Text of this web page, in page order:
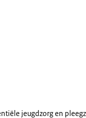
jeugdzorg en